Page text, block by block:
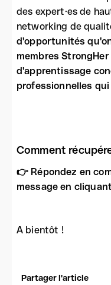
des expert·es de
networking de
d'opportunités
membres
d'apprentissage
professionnelles
Comment
👉 Répondez en
message en
A bientôt !
Partager l'article